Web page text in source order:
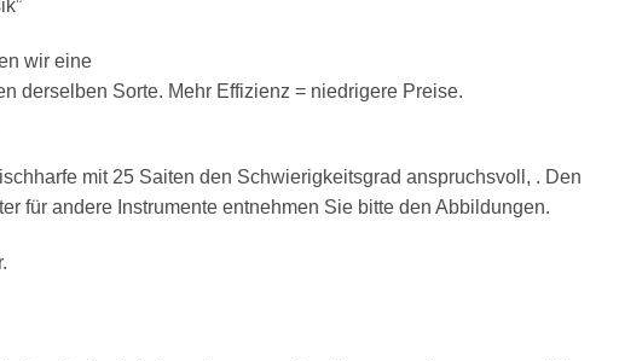
wir eine
derselben Sorte. Mehr Effizienz = niedrigere Preise.
mit 25 Saiten den Schwierigkeitsgrad anspruchsvoll, . Den
für andere Instrumente entnehmen Sie bitte den Abbildungen.